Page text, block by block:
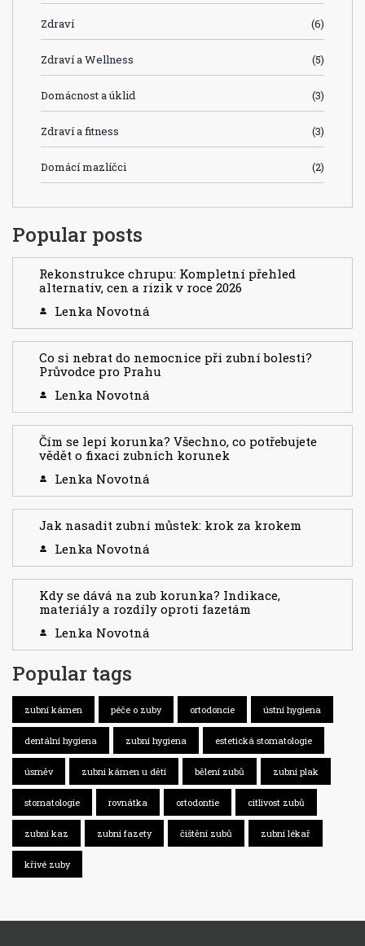
Zdraví (6)
Zdraví a Wellness (5)
Domácnost a úklid (3)
Zdraví a fitness (3)
Domácí mazlíčci (2)
Popular posts
Rekonstrukce chrupu: Kompletní přehled
alternativ, cen a rizik v roce 2026
Lenka Novotná
Co si nebrat do nemocnice při zubní bolesti?
Průvodce pro Prahu
Lenka Novotná
Čím se lepí korunka? Všechno, co potřebujete
vědět o fixaci zubních korunek
Lenka Novotná
Jak nasadit zubní můstek: krok za krokem
Lenka Novotná
Kdy se dává na zub korunka? Indikace,
materiály a rozdíly oproti fazetám
Lenka Novotná
Popular tags
zubní kámen péče o zuby ortodoncie ústní hygiena
dentální hygiena zubní hygiena estetická stomatologie
úsměv zubní kámen u dětí bělení zubů zubní plak
stomatologie rovnátka ortodontie citlivost zubů
zubní kaz zubní fazety čištění zubů zubní lékař
křivé zuby